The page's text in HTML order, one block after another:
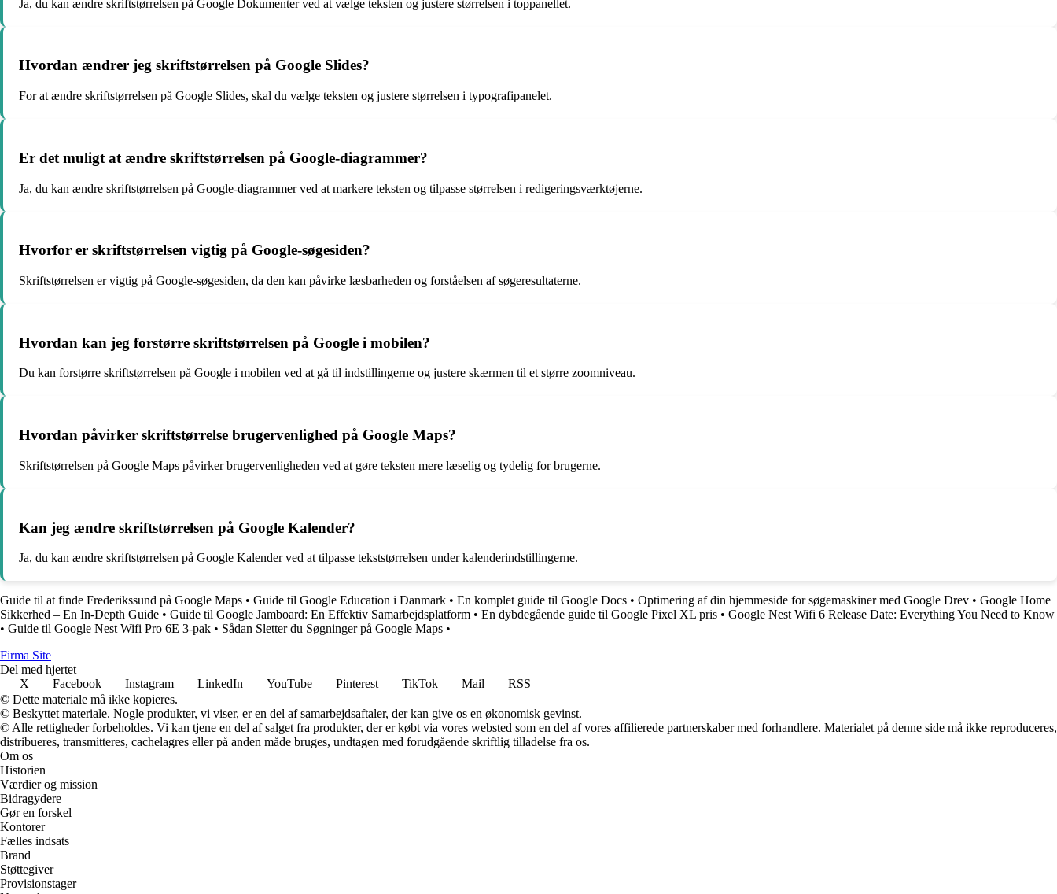
Ja, du kan ændre skriftstørrelsen på Google Dokumenter ved at vælge teksten og justere størrelsen i toppanellet.
Hvordan ændrer jeg skriftstørrelsen på Google Slides?
For at ændre skriftstørrelsen på Google Slides, skal du vælge teksten og justere størrelsen i typografipanelet.
Er det muligt at ændre skriftstørrelsen på Google-diagrammer?
Ja, du kan ændre skriftstørrelsen på Google-diagrammer ved at markere teksten og tilpasse størrelsen i redigeringsværktøjerne.
Hvorfor er skriftstørrelsen vigtig på Google-søgesiden?
Skriftstørrelsen er vigtig på Google-søgesiden, da den kan påvirke læsbarheden og forståelsen af søgeresultaterne.
Hvordan kan jeg forstørre skriftstørrelsen på Google i mobilen?
Du kan forstørre skriftstørrelsen på Google i mobilen ved at gå til indstillingerne og justere skærmen til et større zoomniveau.
Hvordan påvirker skriftstørrelse brugervenlighed på Google Maps?
Skriftstørrelsen på Google Maps påvirker brugervenligheden ved at gøre teksten mere læselig og tydelig for brugerne.
Kan jeg ændre skriftstørrelsen på Google Kalender?
Ja, du kan ændre skriftstørrelsen på Google Kalender ved at tilpasse tekststørrelsen under kalenderindstillingerne.
Guide til at finde Frederikssund på Google Maps • Guide til Google Education i Danmark • En komplet guide til Google Docs • Optimering af din hjemmeside for søgemaskiner med Google Drev • Google Home
Sikkerhed – En In-Depth Guide • Guide til Google Jamboard: En Effektiv Samarbejdsplatform • En dybdegående guide til Google Pixel XL pris • Google Nest Wifi 6 Release Date: Everything You Need to Know
• Guide til Google Nest Wifi Pro 6E 3-pak • Sådan Sletter du Søgninger på Google Maps •
Firma Site
Del med hjertet
X
Facebook Instagram LinkedIn YouTube Pinterest TikTok Mail
RSS
© Dette materiale må ikke kopieres.
© Beskyttet materiale. Nogle produkter, vi viser, er en del af samarbejdsaftaler, der kan give os en økonomisk gevinst.
© Alle rettigheder forbeholdes. Vi kan tjene en del af salget fra produkter, der er købt via vores websted som en del af vores affilierede partnerskaber med forhandlere. Materialet på denne side må ikke reproduceres,
distribueres, transmitteres, cachelagres eller på anden måde bruges, undtagen med forudgående skriftlig tilladelse fra os.
Om os
Historien
Værdier og mission
Bidragydere
Gør en forskel
Kontorer
Fælles indsats
Brand
Støttegiver
Provisionstager